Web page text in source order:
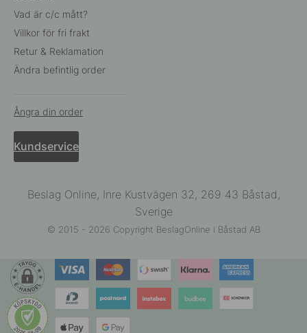
Vad är c/c mått?
Villkor för fri frakt
Retur & Reklamation
Ändra befintlig order
Ångra din order
Kundservice
Beslag Online, Inre Kustvägen 32, 269 43 Båstad,
Sverige
© 2015 - 2026 Copyright BeslagOnline i Båstad AB